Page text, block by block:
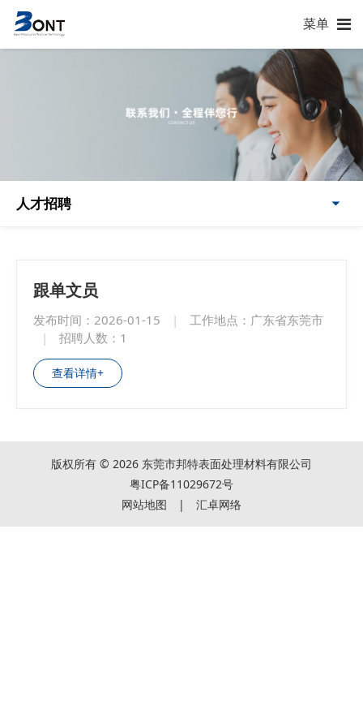
菜单
人才招聘
跟单文员
发布时间：2026-01-15 |
工作地点：广东省东莞市
|
招聘人数：1
查看详情+
版权所有 © 2026 东莞市邦特表面处理材料有限公司
粤ICP备11029672号
网站地图
| 汇卓网络